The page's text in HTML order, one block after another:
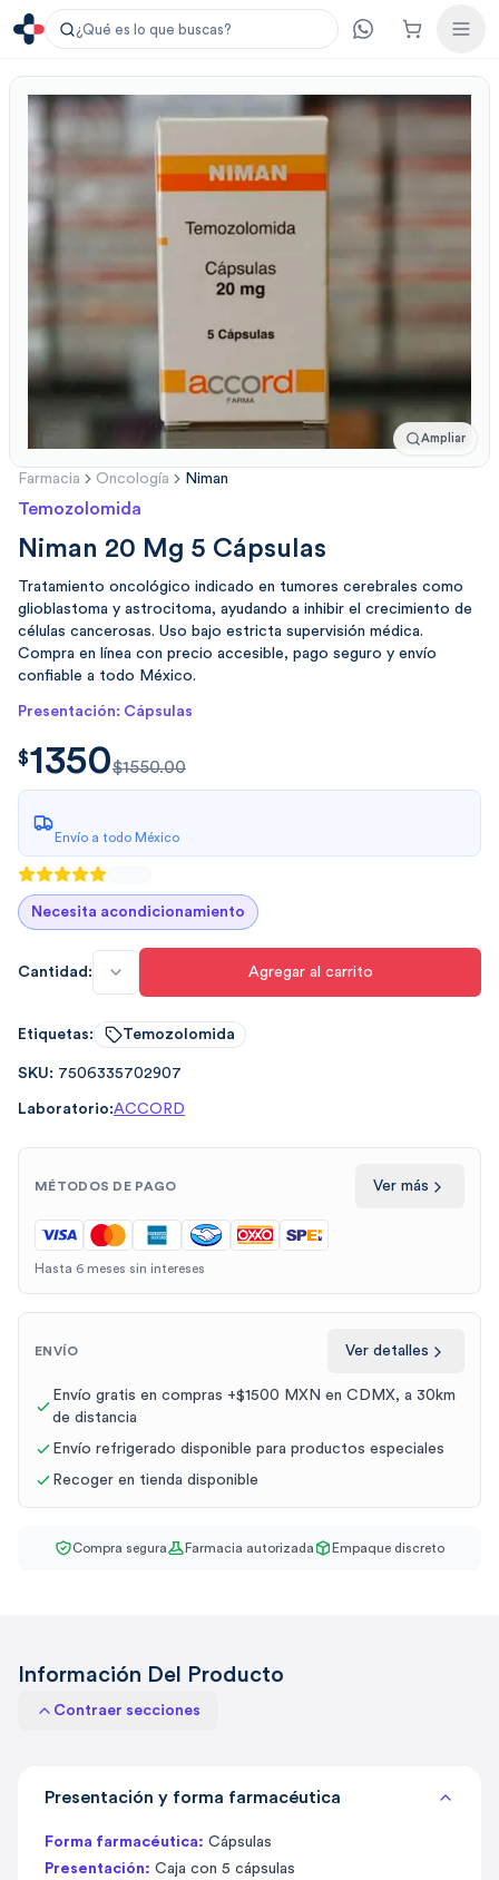
¿Qué es lo que buscas?
Ampliar
Farmacia Oncología Niman
Temozolomida
Niman 20 Mg 5 Cápsulas
Tratamiento oncológico indicado en tumores cerebrales como
glioblastoma y astrocitoma, ayudando a inhibir el crecimiento de
células cancerosas. Uso bajo estricta supervisión médica.
Compra en línea con precio accesible, pago seguro y envío
confiable a todo México.
Presentación: Cápsulas
$1350.00
$1350$1550.00
Envío a todo México
Necesita acondicionamiento
Cantidad: Agregar al carrito
Etiquetas: Temozolomida
SKU: 7506335702907
Laboratorio:ACCORD
MÉTODOS DE PAGO Ver más
Hasta 6 meses sin intereses
ENVÍO Ver detalles
Envío gratis en compras +$1500 MXN en CDMX, a 30km
de distancia
Envío refrigerado disponible para productos especiales
Recoger en tienda disponible
Compra segura Farmacia autorizada Empaque discreto
Información Del Producto
Contraer secciones
Presentación y forma farmacéutica
Forma farmacéutica: Cápsulas
Presentación: Caja con 5 cápsulas